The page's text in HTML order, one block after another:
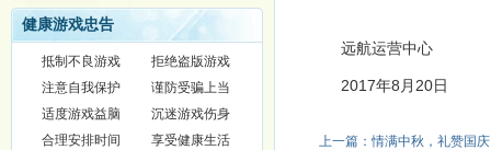
健康游戏忠告
抵制不良游戏
拒绝盗版游戏
注意自我保护
谨防受骗上当
适度游戏益脑
沉迷游戏伤身
合理安排时间
享受健康生活
远航运营中心
2017年8月20日
上一篇：情满中秋，礼赞国